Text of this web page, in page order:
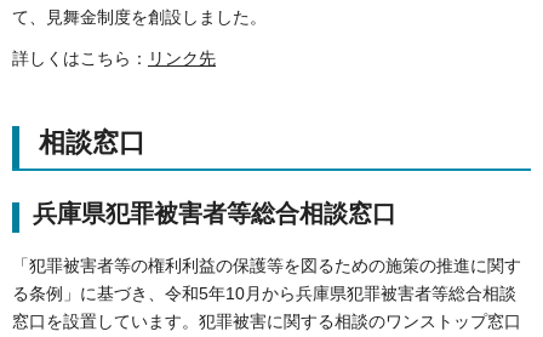
て、見舞金制度を創設しました。
詳しくはこちら： リンク先
相談窓口
兵庫県犯罪被害者等総合相談窓口
「犯罪被害者等の権利利益の保護等を図るための施策の推進に関す
る条例」に基づき、令和5年10月から兵庫県犯罪被害者等総合相談
窓口を設置しています。犯罪被害に関する相談のワンストップ窓口